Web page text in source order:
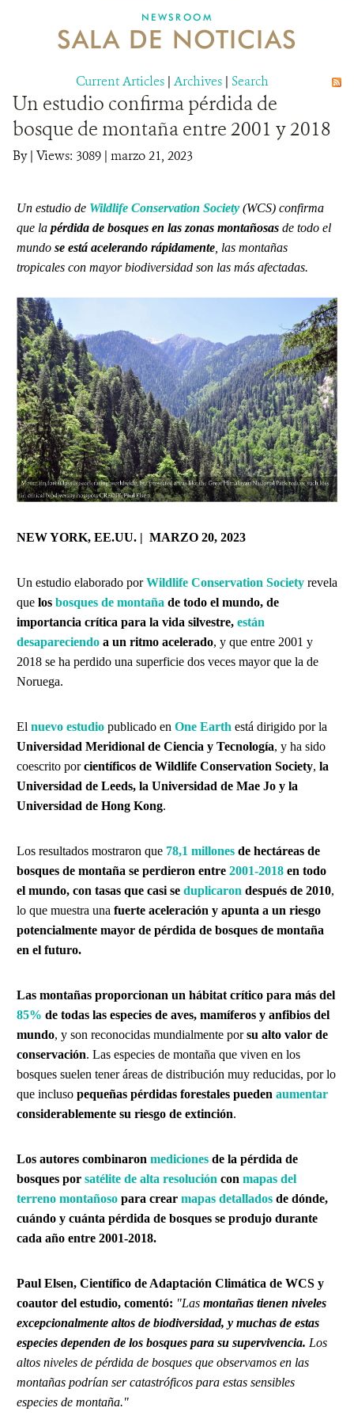
MECANISMO DE ATENCIÓN DE QUEJAS Y RECLAMOS
DONA
NEWSROOM
SALA DE NOTICIAS
Current Articles | Archives | Search
Un estudio confirma pérdida de
bosque de montaña entre 2001 y 2018
By| Views: 3089 | marzo 21, 2023
Un estudio de Wildlife Conservation Society (WCS) confirma
que la pérdida de bosques en las zonas montañosas de todo el
mundo se está acelerando rápidamente , las montañas
tropicales con mayor biodiversidad son las más afectadas.
NEW YORK, EE.UU. | MARZO 20, 2023
Un estudio elaborado porWildlife Conservation Society revela
que los bosques de montaña de todo el mundo, de
importancia crítica para la vida silvestre, están
desapareciendo a un ritmo acelerado, y que entre 2001 y
2018 se ha perdido una superficie dos veces mayor que la de
Noruega.
El nuevo estudio publicado en One Earth está dirigido por la
Universidad Meridional de Ciencia y Tecnología, y ha sido
coescrito porcientíficos de Wildlife Conservation Society, la
Universidad de Leeds, la Universidad de Mae Jo y la
Universidad de Hong Kong.
Los resultados mostraron que 78,1 millones de hectáreas de
bosques de montaña se perdieron entre 2001-2018 en todo
el mundo, con tasas que casi se duplicaron después de 2010,
lo que muestra una fuerte aceleración y apunta a un riesgo
potencialmente mayor de pérdida de bosques de montaña
en el futuro.
Las montañas proporcionan un hábitat crítico para más del
85% de todas las especies de aves, mamíferos y anfibios del
mundo, y son reconocidas mundialmente porsu alto valor de
conservación. Las especies de montaña que viven en los
bosques suelen tener áreas de distribución muy reducidas, por lo
que incluso pequeñas pérdidas forestales pueden aumentar
considerablemente su riesgo de extinción.
Los autores combinaron mediciones de la pérdida de
bosques por satélite de alta resolución con mapas del
terreno montañoso para crear mapas detallados de dónde,
cuándo y cuánta pérdida de bosques se produjo durante
cada año entre 2001-2018.
Paul Elsen, Científico de Adaptación Climática de WCS y
coautor del estudio, comentó: "Las montañas tienen niveles
excepcionalmente altos de biodiversidad, y muchas de estas
especies dependen de los bosques para su supervivencia. Los
altos niveles de pérdida de bosques que observamos en las
montañas podrían ser catastróficos para estas sensibles
especies de montaña."